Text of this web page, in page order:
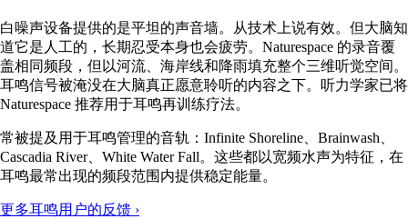
白噪声设备提供的是平坦的声音墙。从技术上说有效。但大脑知
道它是人工的，长期忍受本身也会疲劳。Naturespace 的录音覆
盖相同频段，但以河流、海岸线和降雨填充整个三维听觉空间。
耳鸣信号被淹没在大脑真正愿意聆听的内容之下。听力学家已将
Naturespace 推荐用于耳鸣再训练疗法。
常被提及用于耳鸣管理的音轨：Infinite Shoreline、Brainwash、
Cascadia River、White Water Fall。这些都以宽频水声为特征，在
耳鸣最常出现的频段范围内提供稳定能量。
更多耳鸣用户的反馈 ›